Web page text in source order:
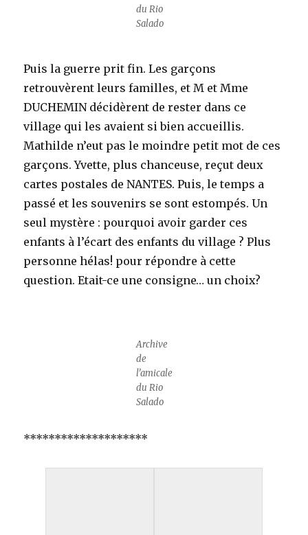
du Rio
Salado
Puis la guerre prit fin. Les garçons
retrouvèrent leurs familles, et M et Mme
DUCHEMIN décidèrent de rester dans ce
village qui les avaient si bien accueillis.
Mathilde n’eut pas le moindre petit mot de ces
garçons. Yvette, plus chanceuse, reçut deux
cartes postales de NANTES. Puis, le temps a
passé et les souvenirs se sont estompés. Un
seul mystère : pourquoi avoir garder ces
enfants à l’écart des enfants du village ? Plus
personne hélas! pour répondre à cette
question. Etait-ce une consigne… un choix?
Archive
de
l’amicale
du Rio
Salado
********************